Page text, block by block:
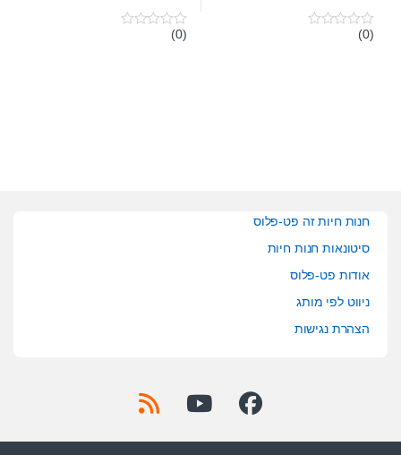
0(0)
0(0)
חנות חיות זה פט-פלוס
סיטונאות חנות חיות
אודות פט-פלוס
ניווט לפי מותג
הצהרת נגישות